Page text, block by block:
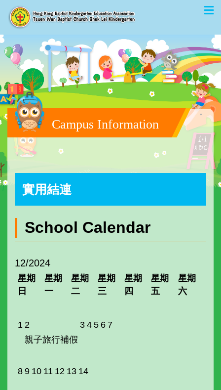
Campus Information
實用結連
School Calendar
12/2024
星期
日
星期
一
星期
二
星期
三
星期
四
星期
五
星期
六
1 2 3 4 5 6 7
親子旅行補假
8 9 10 11 12 13 14